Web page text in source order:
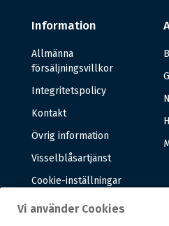
Information
Allmänna
försäljningsvillkor
Integritetspolicy
Kontakt
Övrig information
Visselblåsartjänst
Cookie-inställningar
Vi använder Cookies